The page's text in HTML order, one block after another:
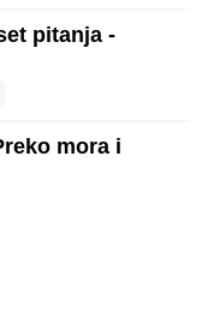
pitanja -
mora i